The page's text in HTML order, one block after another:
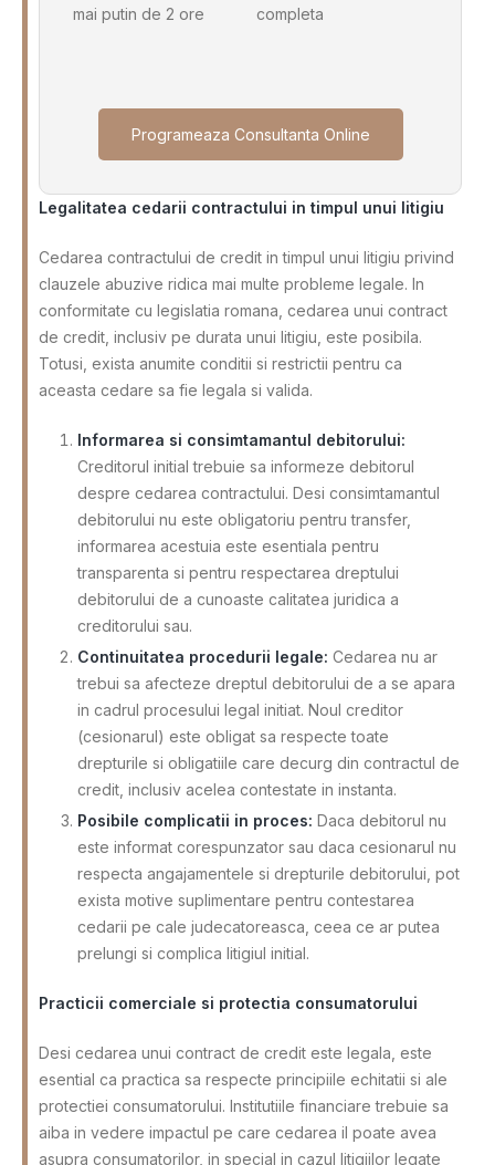
mai putin de 2 ore
completa
Programeaza Consultanta Online
Legalitatea cedarii contractului in timpul unui litigiu
Cedarea contractului de credit in timpul unui litigiu privind
clauzele abuzive ridica mai multe probleme legale. In
conformitate cu legislatia romana, cedarea unui contract
de credit, inclusiv pe durata unui litigiu, este posibila.
Totusi, exista anumite conditii si restrictii pentru ca
aceasta cedare sa fie legala si valida.
Informarea si consimtamantul debitorului:
Creditorul initial trebuie sa informeze debitorul
despre cedarea contractului. Desi consimtamantul
debitorului nu este obligatoriu pentru transfer,
informarea acestuia este esentiala pentru
transparenta si pentru respectarea dreptului
debitorului de a cunoaste calitatea juridica a
creditorului sau.
Continuitatea procedurii legale: Cedarea nu ar
trebui sa afecteze dreptul debitorului de a se apara
in cadrul procesului legal initiat. Noul creditor
(cesionarul) este obligat sa respecte toate
drepturile si obligatiile care decurg din contractul de
credit, inclusiv acelea contestate in instanta.
Posibile complicatii in proces: Daca debitorul nu
este informat corespunzator sau daca cesionarul nu
respecta angajamentele si drepturile debitorului, pot
exista motive suplimentare pentru contestarea
cedarii pe cale judecatoreasca, ceea ce ar putea
prelungi si complica litigiul initial.
Practicii comerciale si protectia consumatorului
Desi cedarea unui contract de credit este legala, este
esential ca practica sa respecte principiile echitatii si ale
protectiei consumatorului. Institutiile financiare trebuie sa
aiba in vedere impactul pe care cedarea il poate avea
asupra consumatorilor, in special in cazul litigiilor legate